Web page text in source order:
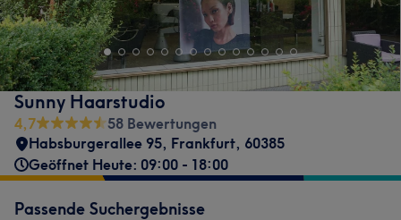
Sunny Haarstudio
4,7
58 Bewertungen
Habsburgerallee 95, Frankfurt, 60385
Geöffnet Heute: 09:00 - 18:00
Passende Suchergebnisse